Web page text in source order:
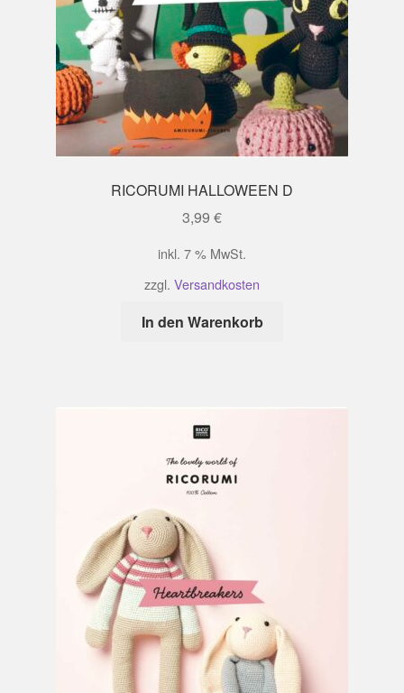
RICORUMI HALLOWEEN D
3,99 €
inkl. 7 % MwSt.
zzgl. Versandkosten
In den Warenkorb